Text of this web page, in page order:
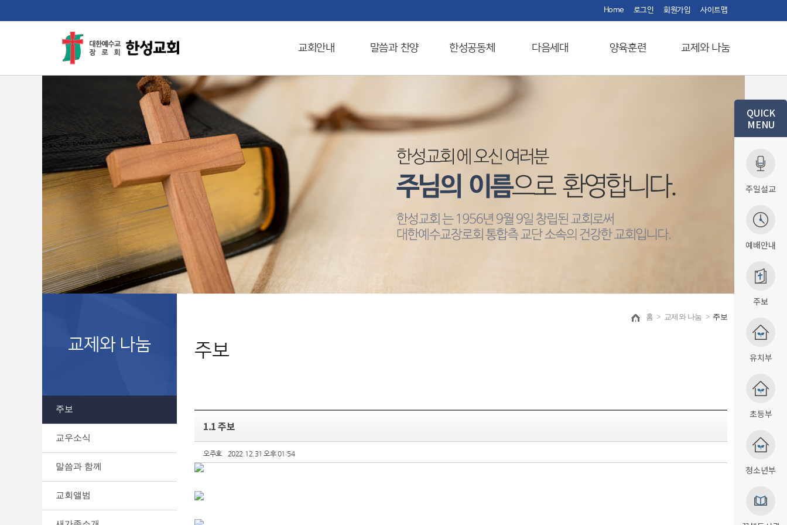
Home 로그인 회원가입 사이트맵
교회안내 말씀과 찬양 한성공동체 다음세대 양육훈련 교제와 나눔
교제와 나눔
주보
교우소식
말씀과 함께
교회앨범
홈 > 교제와 나눔 > 주보
주보
1.1 주보
오주호 2022.12.31 오후 01:54
QUICK
MENU
주일설교
예배안내
주보
유치부
초등부
청소년부